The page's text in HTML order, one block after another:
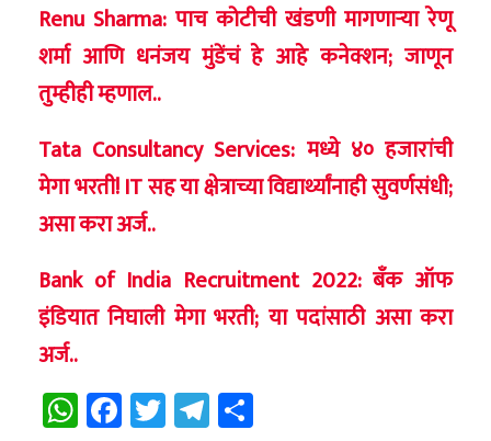
Renu Sharma: पाच कोटीची खंडणी मागणाऱ्या रेणू
शर्मा आणि धनंजय मुंडेंचं हे आहे कनेक्शन; जाणून
तुम्हीही म्हणाल..
Tata Consultancy Services: मध्ये ४० हजारांची
मेगा भरती! IT सह या क्षेत्राच्या विद्यार्थ्यांनाही सुवर्णसंधी;
असा करा अर्ज..
Bank of India Recruitment 2022: बँक ऑफ
इंडियात निघाली मेगा भरती; या पदांसाठी असा करा
अर्ज..
WhatsApp
Facebook
TwitterTelegram